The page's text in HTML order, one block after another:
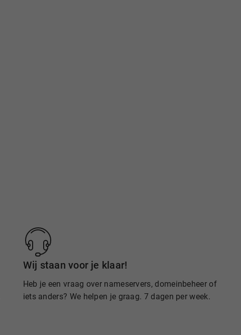
Wij staan voor je klaar!
Heb je een vraag over nameservers, domeinbeheer of
iets anders? We helpen je graag. 7 dagen per week.